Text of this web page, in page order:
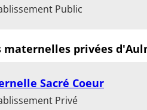
Public
maternelles privées
Sacré Coeur
Privé